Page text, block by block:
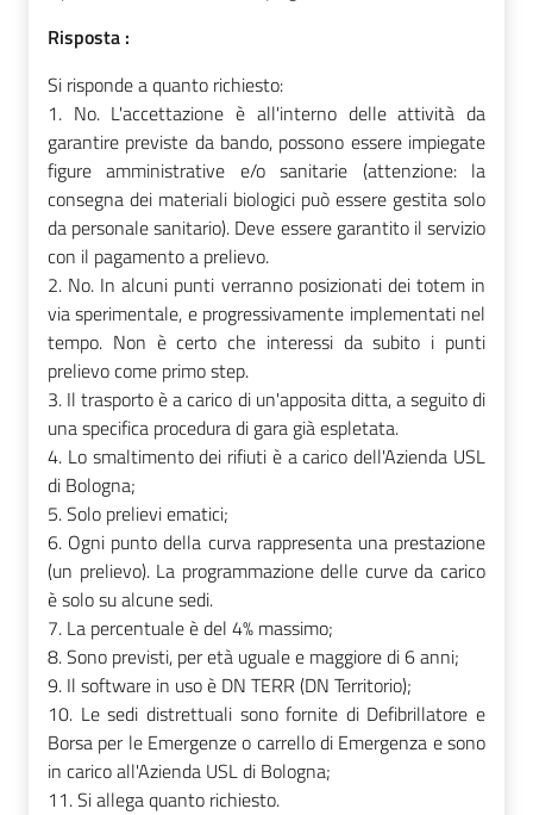
Risposta :
Si risponde a quanto richiesto:
1. No. L'accettazione è all'interno delle attività da
garantire previste da bando, possono essere impiegate
figure amministrative e/o sanitarie (attenzione: la
consegna dei materiali biologici può essere gestita solo
da personale sanitario). Deve essere garantito il servizio
con il pagamento a prelievo.
2. No. In alcuni punti verranno posizionati dei totem in
via sperimentale, e progressivamente implementati nel
tempo. Non è certo che interessi da subito i punti
prelievo come primo step.
3. Il trasporto è a carico di un'apposita ditta, a seguito di
una specifica procedura di gara già espletata.
4. Lo smaltimento dei rifiuti è a carico dell'Azienda USL
di Bologna;
5. Solo prelievi ematici;
6. Ogni punto della curva rappresenta una prestazione
(un prelievo). La programmazione delle curve da carico
è solo su alcune sedi.
7. La percentuale è del 4% massimo;
8.Sono previsti, per età uguale e maggiore di 6 anni;
9. Il software in uso è DN TERR (DN Territorio);
10. Le sedi distrettuali sono fornite di Defibrillatore e
Borsa per le Emergenze o carrello di Emergenza e sono
in carico all'Azienda USL di Bologna;
11. Si allega quanto richiesto.